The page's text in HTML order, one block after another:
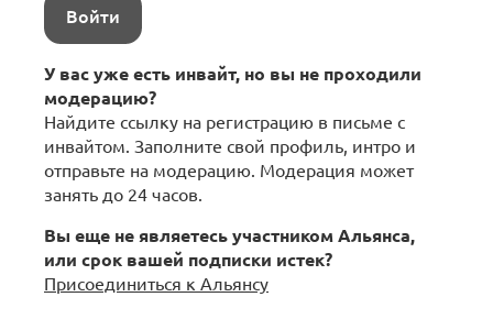
Войти
У вас уже есть инвайт, но вы не проходили
модерацию?
Найдите ссылку на регистрацию в письме с
инвайтом. Заполните свой профиль, интро и
отправьте на модерацию. Модерация может
занять до 24 часов.
Вы еще не являетесь участником Альянса,
или срок вашей подписки истек?
Присоединиться к Альянсу